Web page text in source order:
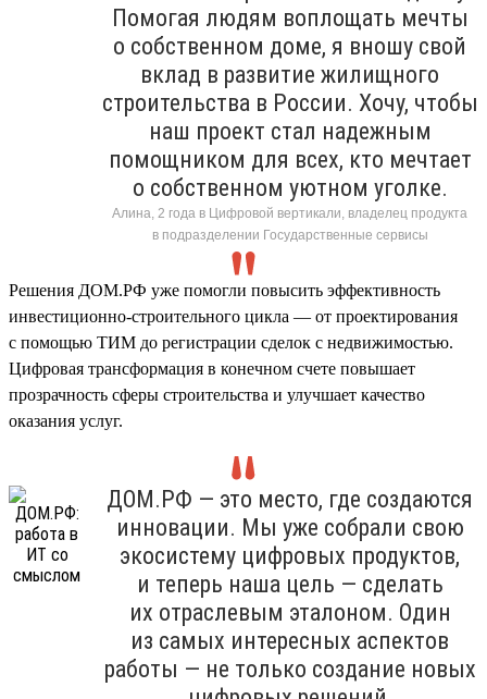
Помогая людям воплощать мечты
о собственном доме, я вношу свой
вклад в развитие жилищного
строительства в России. Хочу, чтобы
наш проект стал надежным
помощником для всех, кто мечтает
о собственном уютном уголке.
Алина, 2 года в Цифровой вертикали, владелец продукта
в подразделении Государственные сервисы
Решения ДОМ.РФ уже помогли повысить эффективность
инвестиционно-строительного цикла — от проектирования
с помощью ТИМ до регистрации сделок с недвижимостью.
Цифровая трансформация в конечном счете повышает
прозрачность сферы строительства и улучшает качество
оказания услуг.
ДОМ.РФ — это место, где создаются
инновации. Мы уже собрали свою
экосистему цифровых продуктов,
и теперь наша цель — сделать
их отраслевым эталоном. Один
из самых интересных аспектов
работы — не только создание новых